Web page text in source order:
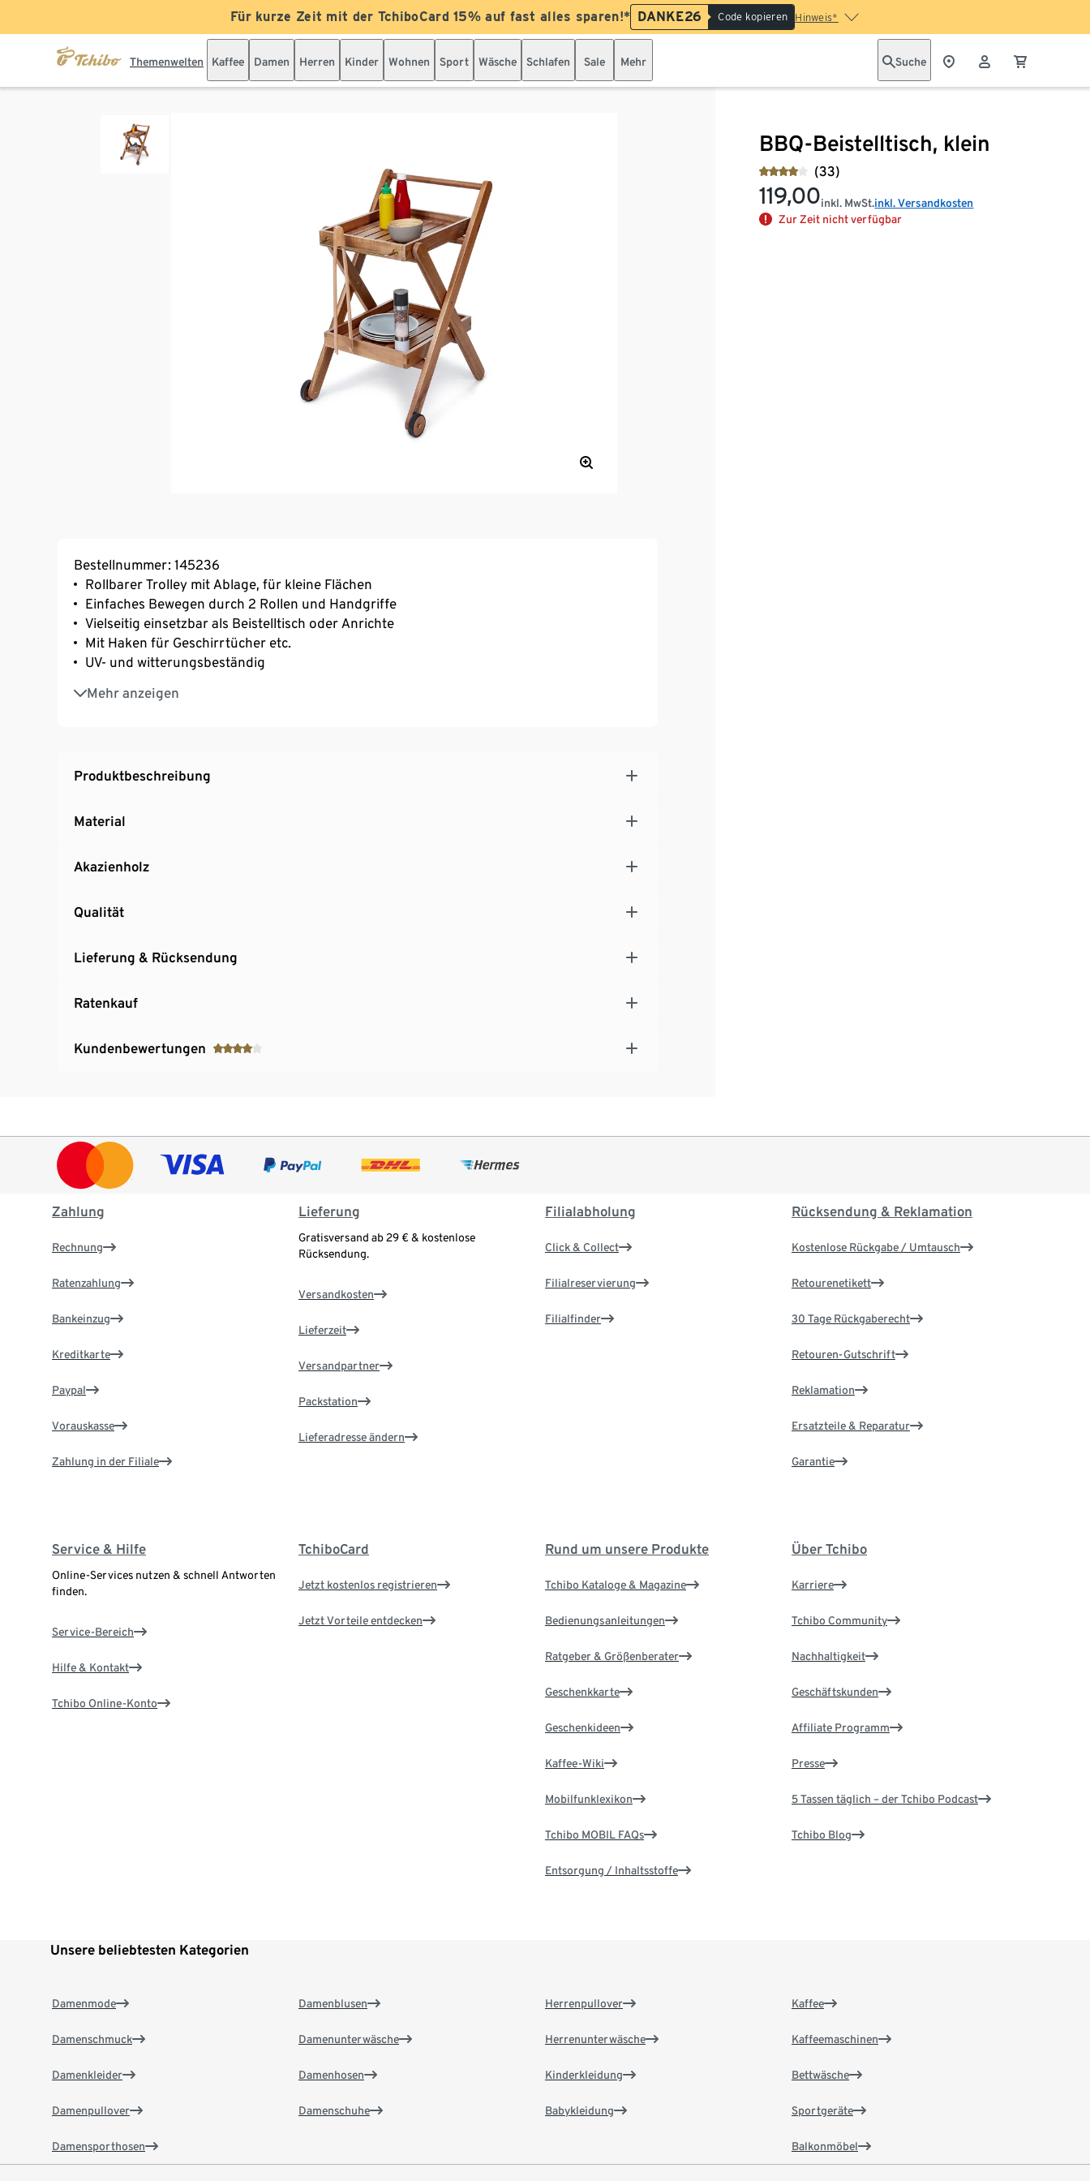
Für kurze Zeit mit der TchiboCard 15% auf fast alles sparen!* DANKE26 Code kopieren Hinweis*
Themenwelten Kaffee Damen Herren Kinder Wohnen Sport Wäsche Schlafen Sale Mehr Suche
BBQ-Beistelltisch, klein
(33)
119,00inkl. MwSt.inkl. Versandkosten
Zur Zeit nicht verfügbar
Bestellnummer: 145236
Rollbarer Trolley mit Ablage, für kleine Flächen
Einfaches Bewegen durch 2 Rollen und Handgriffe
Vielseitig einsetzbar als Beistelltisch oder Anrichte
Mit Haken für Geschirrtücher etc.
UV- und witterungsbeständig
Mehr anzeigen
Aus hochwertigem Akazienholz
Tabletts abnehmbar
Produktbeschreibung
Material
Akazienholz
Qualität
Lieferung & Rücksendung
Ratenkauf
Kundenbewertungen
Zahlung
Rechnung
Ratenzahlung
Bankeinzug
Kreditkarte
Paypal
Vorauskasse
Zahlung in der Filiale
Lieferung
Gratisversand ab 29 € & kostenlose
Rücksendung.
Versandkosten
Lieferzeit
Versandpartner
Packstation
Lieferadresse ändern
Filialabholung
Click & Collect
Filialreservierung
Filialfinder
Rücksendung & Reklamation
Kostenlose Rückgabe / Umtausch
Retourenetikett
30 Tage Rückgaberecht
Retouren-Gutschrift
Reklamation
Ersatzteile & Reparatur
Garantie
Service & Hilfe
Online-Services nutzen & schnell Antworten
finden.
Service-Bereich
Hilfe & Kontakt
Tchibo Online-Konto
TchiboCard
Jetzt kostenlos registrieren
Jetzt Vorteile entdecken
Rund um unsere Produkte
Tchibo Kataloge & Magazine
Bedienungsanleitungen
Ratgeber & Größenberater
Geschenkkarte
Geschenkideen
Kaffee-Wiki
Mobilfunklexikon
Tchibo MOBIL FAQs
Entsorgung / Inhaltsstoffe
Über Tchibo
Karriere
Tchibo Community
Nachhaltigkeit
Geschäftskunden
Affiliate Programm
Presse
5 Tassen täglich – der Tchibo Podcast
Tchibo Blog
Unsere beliebtesten Kategorien
Damenmode
Damenschmuck
Damenkleider
Damenpullover
Damensporthosen
Damenblusen
Damenunterwäsche
Damenhosen
Damenschuhe
Herrenpullover
Herrenunterwäsche
Kinderkleidung
Babykleidung
Kaffee
Kaffeemaschinen
Bettwäsche
Sportgeräte
Balkonmöbel